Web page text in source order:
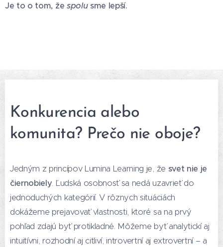
Je to o tom, že spolusme lepší.
Konkurencia alebo
komunita? Prečo nie oboje?
Jedným z princípov Lumina Learning je, že svet nie je
čiernobiely. Ľudská osobnosť sa nedá uzavrieť do
jednoduchých kategórií. V rôznych situáciách
dokážeme prejavovať vlastnosti, ktoré sa na prvý
pohľad zdajú byť protikladné. Môžeme byť analytickí aj
intuitívni, rozhodní aj citliví, introvertní aj extrovertní – a